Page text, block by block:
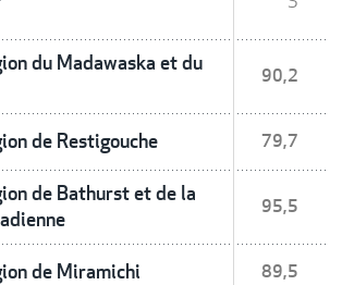
du Madawaska et du
90,2
de Restigouche 79,7
de Bathurst et de la
95,5
de Miramichi 89,5